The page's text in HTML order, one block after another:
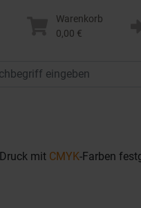
Warenkorb
0,00 €
mit CMYK-Farben